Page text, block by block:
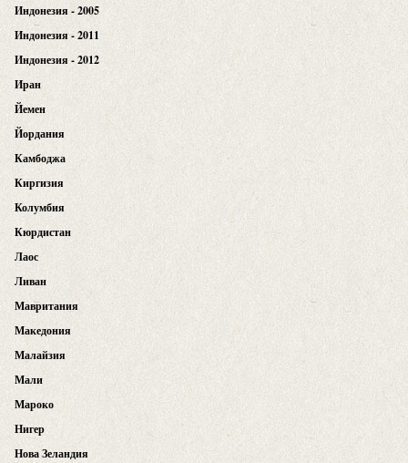
Индонезия - 2005
Индонезия - 2011
Индонезия - 2012
Иран
Йемен
Йордания
Камбоджа
Киргизия
Колумбия
Кюрдистан
Лаос
Ливан
Мавритания
Македония
Малайзия
Мали
Мароко
Нигер
Нова Зеландия